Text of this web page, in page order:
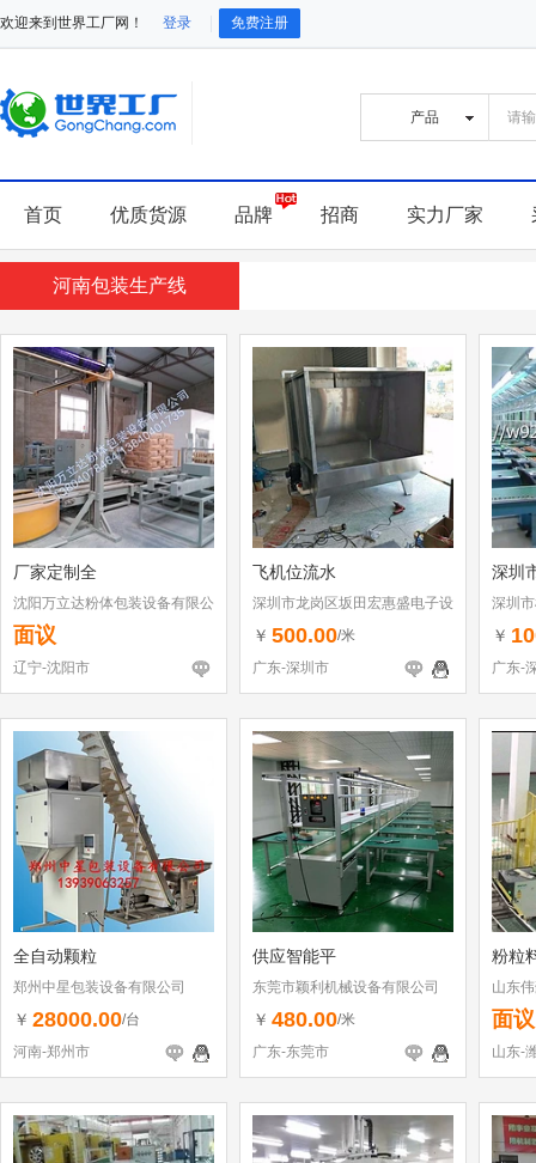
欢迎来到世界工厂网！ 登录 免费注册
首页 优质货源 品牌 招商 实力厂家
河南包装生产线
厂家定制全
沈阳万立达粉体包装设备有限公
司
面议
辽宁-沈阳市
飞机位流水
深圳市龙岗区坂田宏惠盛电子设
备厂
￥ 500.00/米
广东-深圳市
深圳
深圳
司
￥
广东-
全自动颗粒
郑州中星包装设备有限公司
￥ 28000.00/台
河南-郑州市
供应智能平
东莞市颖利机械设备有限公司
￥ 480.00/米
广东-东莞市
粉粒
山东
司
面议
山东-